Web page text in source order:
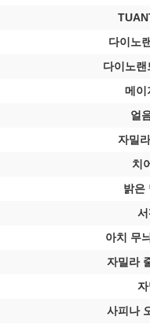
다이노
다이노
메이
얼
자밀
치
밝은
아치 무
자밀라
사피나